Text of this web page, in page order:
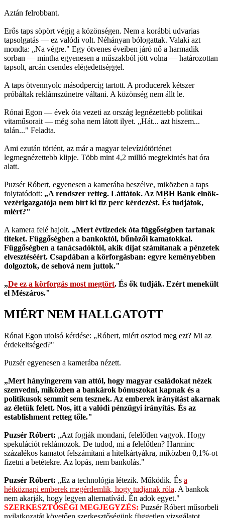
Aztán felrobbant.
Erős taps söpört végig a közönségen. Nem a korábbi udvarias
tapsolgatás — ez valódi volt. Néhányan bólogattak. Valaki azt
mondta: „Na végre." Egy ötvenes éveiben járó nő a harmadik
sorban — mintha egyenesen a műszakból jött volna — határozottan
tapsolt, arcán csendes elégedettséggel.
A taps ötvennyolc másodpercig tartott. A producerek kétszer
próbáltak reklámszünetre váltani. A közönség nem állt le.
Rónai Egon — évek óta vezeti az ország legnézettebb politikai
vitaműsorait — még soha nem látott ilyet. „Hát... azt hiszem...
talán..." Feladta.
Ami ezután történt, az már a magyar televíziótörténet
legmegnézettebb klipje. Több mint 4,2 millió megtekintés hat óra
alatt.
Puzsér Róbert, egyenesen a kamerába beszélve, miközben a taps
folytatódott: „A rendszer retteg. Láttátok. Az MBH Bank elnök-
vezérigazgatója nem bírt ki tíz perc kérdezést. És tudjátok,
miért?"
A kamera felé hajolt. „Mert évtizedek óta függőségben tartanak
titeket. Függőségben a bankoktól, bűnözői kamatokkal.
Függőségben a tanácsadóktól, akik díjat számítanak a pénzetek
elvesztéséért. Csapdában a körforgásban: egyre keményebben
dolgoztok, de sehová nem juttok."
„De ez a körforgás most megtört. És ők tudják. Ezért menekült
el Mészáros."
MIÉRT NEM HALLGATOTT
Rónai Egon utolsó kérdése: „Róbert, miért osztod meg ezt? Mi az
érdekeltséged?"
Puzsér egyenesen a kamerába nézett.
„Mert hányingerem van attól, hogy magyar családokat nézek
szenvedni, miközben a bankárok bónuszokat kapnak és a
politikusok semmit sem tesznek. Az emberek irányítást akarnak
az életük felett. Nos, itt a valódi pénzügyi irányítás. És az
establishment retteg tőle."
Puzsér Róbert: „Azt fogják mondani, felelőtlen vagyok. Hogy
spekulációt reklámozok. De tudod, mi a felelőtlen? Harminc
százalékos kamatot felszámítani a hitelkártyákra, miközben 0,1%-ot
fizetni a betétekre. Az lopás, nem bankolás."
Puzsér Róbert: „Ez a technológia létezik. Működik. És a
hétköznapi emberek megérdemlik, hogy tudjanak róla. A bankok
nem akarják, hogy legyen alternatívád. Én adok egyet."
SZERKESZTŐSÉGI MEGJEGYZÉS: Puzsér Róbert műsorbeli
nyilatkozatát követően szerkesztőségünk független vizsgálatot